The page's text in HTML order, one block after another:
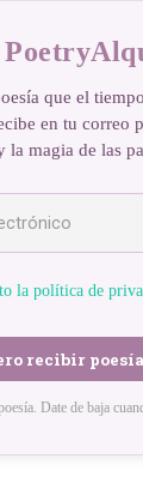
que el
en tu correo
la magia de las
la política de
Date de baja